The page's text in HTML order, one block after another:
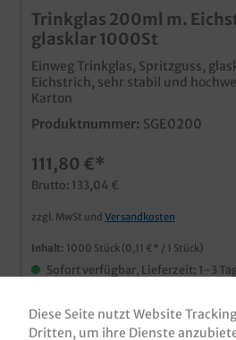
Trinkglas 200ml m.
glasklar 1000St
Einweg Trinkglas, Spritzguss,
Eichstrich, sehr stabil und
Karton
Produktnummer: SGE0200
111,80 €*
Brutto: 133,04 €
zzgl. MwSt und Versandkosten
Inhalt: 1000 Stück (0,11 €* / 1 Stück)
Sofort verfügbar, Lieferzeit: 1-3
Diese Seite nutzt Website
Dritten, um ihre Dienste